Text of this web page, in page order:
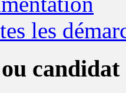
les
candidat